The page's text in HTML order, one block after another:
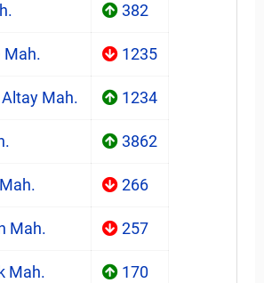
382
Mah. 1235
Mah. 1234
3862
266
Mah. 257
Mah. 170